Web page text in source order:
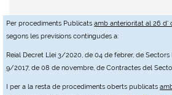
Per procediments Publicats amb anterioritat al 26 d'
segons les previsions contingudes a:
Reial Decret Llei 3/2020, de 04 de febrer, de Sectors
9/2017, de 08 de novembre, de Contractes del
I per a la resta de procediments oberts publicats